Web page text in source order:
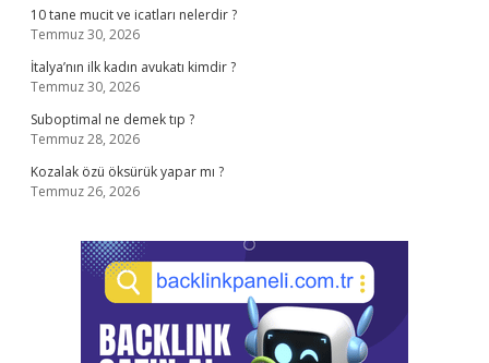
10 tane mucit ve icatları nelerdir ?
Temmuz 30, 2026
İtalya’nın ilk kadın avukatı kimdir ?
Temmuz 30, 2026
Suboptimal ne demek tıp ?
Temmuz 28, 2026
Kozalak özü öksürük yapar mı ?
Temmuz 26, 2026